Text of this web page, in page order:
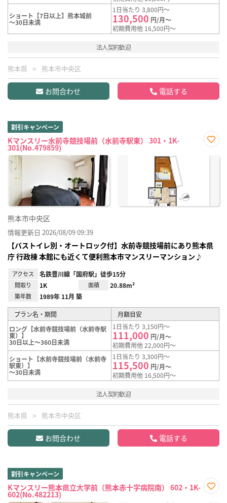
ショート【7日以上】熊本城前
～30日未満
1日当たり 3,800円～
130,500 円/月～
初期費用他 16,500円～
法人契約歓迎
熊本県 熊本市中央区
お問合わせ 電話する
割引キャンペーン
Kマンスリー水前寺競技場前（水前寺駅東） 301・1K-
301(No.479859)
に入
熊本市中央区
情報更新日 2026/08/09 09:39
【バストイレ別・オートロック付】水前寺競技場前にあり熊本県
庁 行政棟 本館にも近くて便利熊本市マンスリーマンション♪
アクセス 名鉄豊川線「国府駅」徒歩15分
間取り 1K 面積 20.88m²
築年数 1989年 11月 築
プラン名・期間
月額目安
ロング【水前寺競技場前（水前寺駅
東）】
30日以上～360日未満
1日当たり 3,150円～
111,000 円/月～
初期費用他 22,000円～
ショート【水前寺競技場前（水前寺
駅東）】
～30日未満
1日当たり 3,300円～
115,500 円/月～
初期費用他 16,500円～
法人契約歓迎
熊本県 熊本市中央区
お問合わせ 電話する
割引キャンペーン
Kマンスリー熊本県立大学前（熊本赤十字病院南） 602・1K-
602(No.482213)